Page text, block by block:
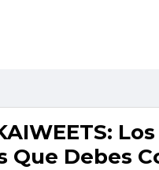
Que Debes